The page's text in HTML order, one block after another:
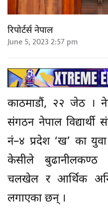
रिपोर्टर्स नेपाल
June 5, 2023 2:57 pm
काठमाडौं, २२ जेठ ।
संगठन नेपाल विद्यार्थी
नं–४ प्रदेश ‘ख’ का
केसीले बुढानीलकण्ठ
चलखेल र आर्थिक
लगाएका छन् ।